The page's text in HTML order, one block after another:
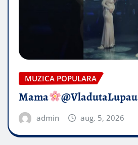
MUZICA POPULARA
Mama @VladutaLupau
admin aug. 5, 2026